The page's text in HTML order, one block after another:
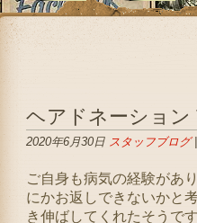
ヘアドネーション
2020年6月30日 スタッフブログ|
ご自身も病気の経験があ
にかお返しできないかと
き伸ばしてくれたそうで